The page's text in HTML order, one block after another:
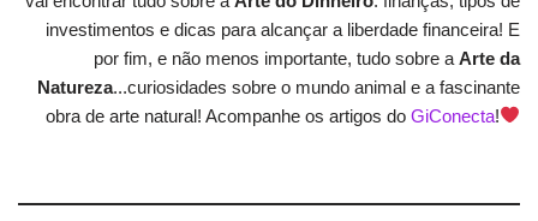
investimentos e dicas para alcançar a liberdade financeira! E
por fim, e não menos importante, tudo sobre a Arte da
Natureza...curiosidades sobre o mundo animal e a fascinante
obra de arte natural! Acompanhe os artigos do GiConecta!